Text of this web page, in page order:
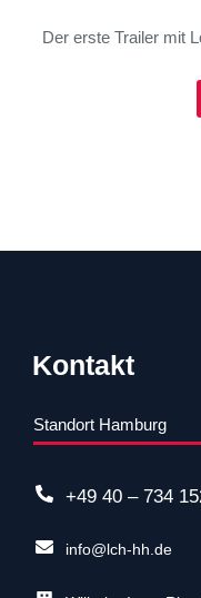
Der erste Trailer mit
Kontakt
Standort Hamburg
+49 40 – 734
info@lch-hh.de